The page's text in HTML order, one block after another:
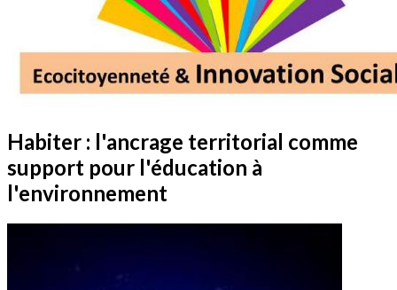
Habiter : l'ancrage territorial comme
support pour l'éducation à
l'environnement